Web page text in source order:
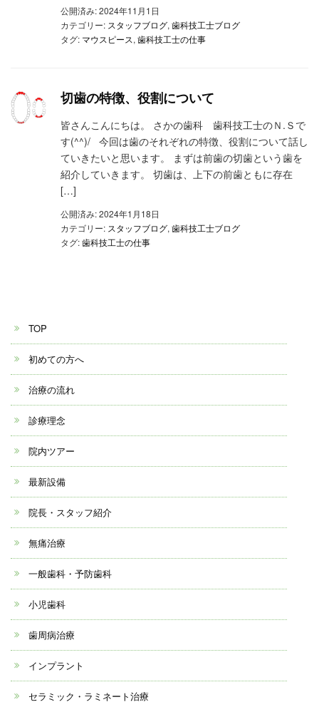
公開済み: 2024年11月1日
カテゴリー: スタッフブログ, 歯科技工士ブログ
タグ: マウスピース, 歯科技工士の仕事
切歯の特徴、役割について
皆さんこんにちは。 さかの歯科 歯科技工士のＮ.Ｓで
す(^^)/ 今回は歯のそれぞれの特徴、役割について話し
ていきたいと思います。 まずは前歯の切歯という歯を
紹介していきます。 切歯は、上下の前歯ともに存在
[…]
公開済み: 2024年1月18日
カテゴリー: スタッフブログ, 歯科技工士ブログ
タグ:歯科技工士の仕事
TOP
初めての方へ
治療の流れ
診療理念
院内ツアー
最新設備
院長・スタッフ紹介
無痛治療
一般歯科・予防歯科
小児歯科
歯周病治療
インプラント
セラミック・ラミネート治療